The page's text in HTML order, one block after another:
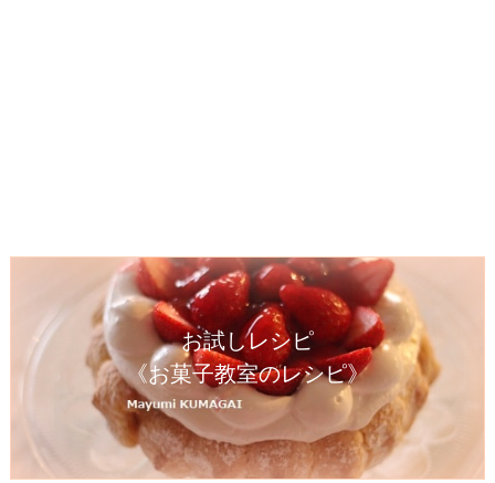
お試しレシピ
《お菓子教室のレシピ》